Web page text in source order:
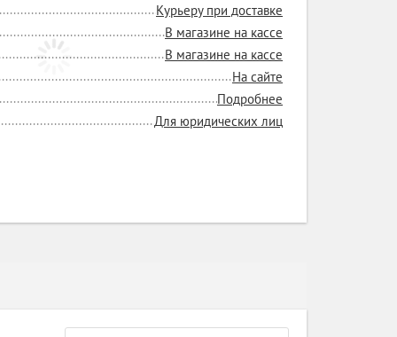
Курьеру при доставке
В магазине на кассе
В магазине на кассе
На сайте
Подробнее
Для юридических лиц